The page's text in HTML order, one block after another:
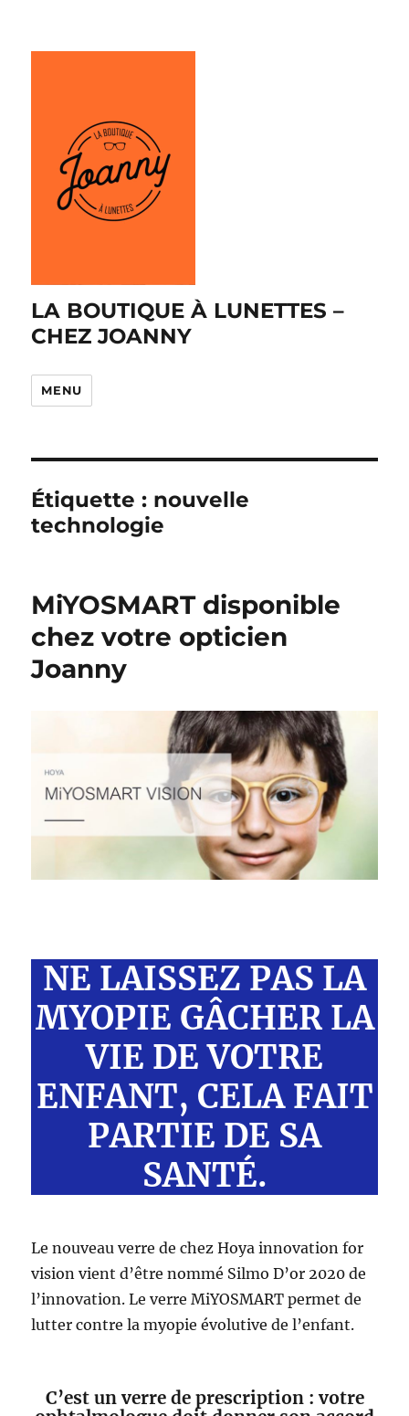
LA BOUTIQUE À LUNETTES –
CHEZ JOANNY
MENU
Étiquette : nouvelle
technologie
MiYOSMART disponible
chez votre opticien
Joanny
NE LAISSEZ PAS LA
MYOPIE GÂCHER LA
VIE DE VOTRE
ENFANT, CELA FAIT
PARTIE DE SA
SANTÉ.
Le nouveau verre de chez Hoya innovation for
vision vient d’être nommé Silmo D’or 2020 de
l’innovation. Le verre MiYOSMART permet de
lutter contre la myopie évolutive de l’enfant.
C’est un verre de prescription : votre